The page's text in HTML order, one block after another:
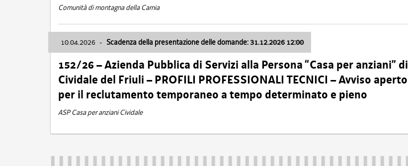
Comunità di montagna della Carnia
10.04.2026 - Scadenza della presentazione delle domande: 31.12.2026 12:00
152/26 – Azienda Pubblica di Servizi alla Persona “Casa per anziani” di
Cividale del Friuli – PROFILI PROFESSIONALI TECNICI – Avviso aperto
per il reclutamento temporaneo a tempo determinato e pieno
ASP Casa per anziani Cividale